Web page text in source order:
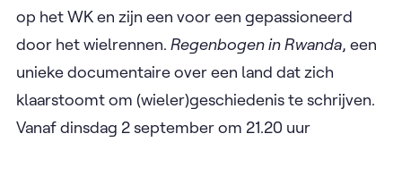
plaatsvinden. In de vijfdelige docureeks
‘Regenbogen in Rwanda’ volgden Eric Goens en
zijn team een jaar lang de voorbereidingen op dat
nu al historische WK.
Het Land van Duizend Heuvels is werkelijk in de ban